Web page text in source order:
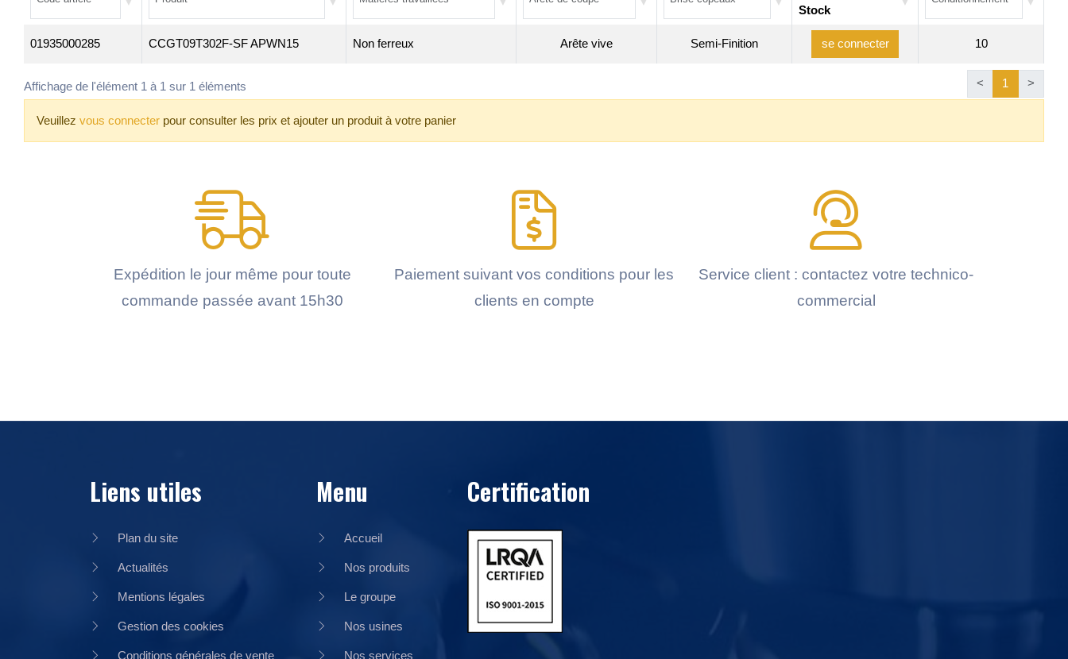
Stock
01935000285 CCGT09T302F-SF APWN15 Non ferreux Arête vive Semi-Finition se connecter 10
Affichage de l'élément 1 à 1 sur 1 éléments < 1 >
Veuillez vous connecter pour consulter les prix et ajouter un produit à votre panier
Expédition le jour même pour toute
commande passée avant 15h30
Paiement suivant vos conditions pour les
clients en compte
Service client : contactez votre technico-
commercial
Liens utiles
Plan du site
Actualités
Mentions légales
Gestion des cookies
Conditions générales de vente
Menu
Accueil
Nos produits
Le groupe
Nos usines
Nos services
Certification